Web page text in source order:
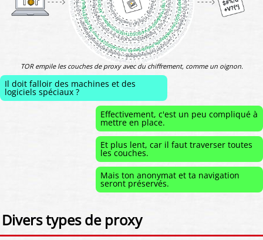
TOR empile les couches de proxy avec du chiffrement, comme un oignon.
Il doit falloir des machines et des
logiciels spéciaux ?
Effectivement, c'est un peu compliqué à
mettre en place.
Et plus lent, car il faut traverser toutes
les couches.
Mais ton anonymat et ta navigation
seront préservés.
Divers types de proxy